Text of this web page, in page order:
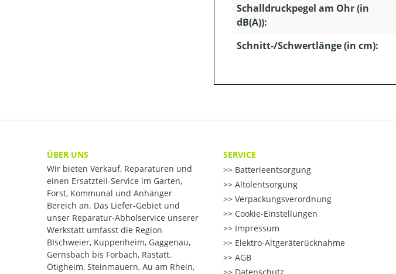
Schalldruckpegel am Ohr (in
dB(A)):
Schnitt-/Schwertlänge (in cm):
ÜBER UNS
Wir bieten Verkauf, Reparaturen und
einen Ersatzteil-Service im Garten,
Forst, Kommunal und Anhänger
Bereich an. Das Liefer-Gebiet und
unser Reparatur-Abholservice unserer
Werkstatt umfasst die Region
BIschweier, Kuppenheim, Gaggenau,
Gernsbach bis Forbach, Rastatt,
Ötigheim, Steinmauern, Au am Rhein,
SERVICE
Batterieentsorgung
Altölentsorgung
Verpackungsverordnung
Cookie-Einstellungen
Impressum
Elektro-Altgeräterücknahme
AGB